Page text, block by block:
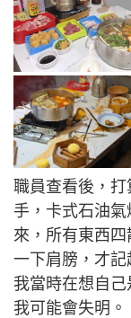
職員查看後，
手，卡式石油
來，所有東西
一下肩膀，才記
我當時在想自己
我可能會失明。